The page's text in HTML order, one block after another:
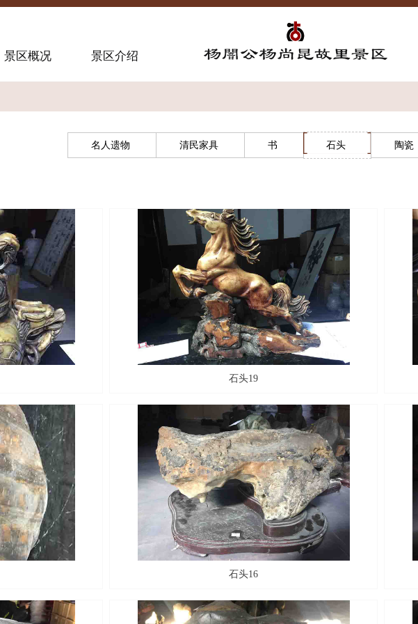
景区概况 景区介绍
名人遗物 清民家具 书 石头 陶瓷
石头19
石头16